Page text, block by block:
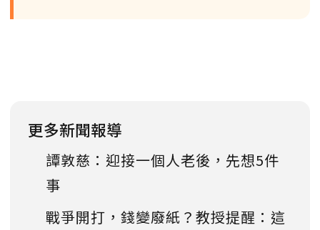
更多新聞報導
譚敦慈：迎接一個人老後，先想5件
事
戰爭開打，錢變廢紙？教授提醒：這